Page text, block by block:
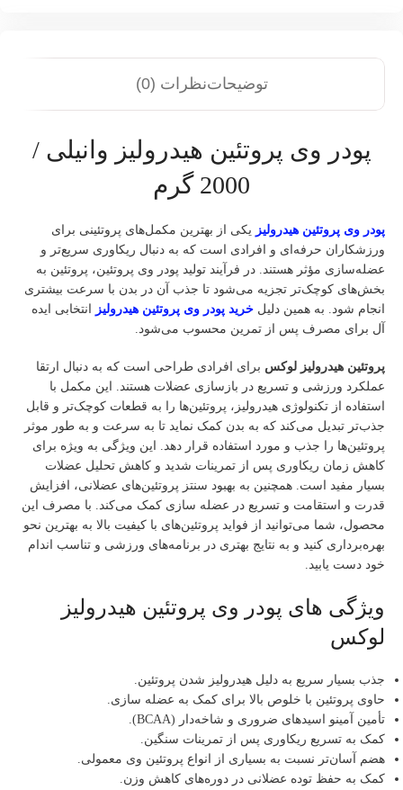
توضیحاتنظرات (0)
پودر وی پروتئین هیدرولیز وانیلی /
2000 گرم
پودر وی پروتئین هیدرولیز یکی از بهترین مکمل‌های پروتئینی برای
ورزشکاران حرفه‌ای و افرادی است که به دنبال ریکاوری سریع‌تر و
عضله‌سازی مؤثر هستند. در فرآیند تولید پودر وی پروتئین، پروتئین به
بخش‌های کوچک‌تر تجزیه می‌شود تا جذب آن در بدن با سرعت بیشتری
انجام شود. به همین دلیل خرید پودر وی پروتئین هیدرولیز
انتخابی ایده‌
آل برای مصرف پس از تمرین محسوب می‌شود.
پروتئین هیدرولیز لوکس برای افرادی طراحی است که به دنبال ارتقا
عملکرد ورزشی و تسریع در بازسازی عضلات هستند. این مکمل با
استفاده از تکنولوژی هیدرولیز، پروتئین‌ها را به قطعات کوچک‌تر و قابل
جذب‌تر تبدیل می‌کند که به بدن کمک نماید تا به سرعت و به طور موثر
پروتئین‌ها را جذب و مورد استفاده قرار دهد. این ویژگی به ویژه برای
کاهش زمان ریکاوری پس از تمرینات شدید و کاهش تحلیل عضلات
بسیار مفید است. همچنین به بهبود سنتز پروتئین‌های عضلانی، افزایش
قدرت و استقامت و تسریع در عضله سازی کمک می‌کند. با مصرف این
محصول، شما می‌توانید از فواید پروتئین‌های با کیفیت بالا به بهترین نحو
بهره‌برداری کنید و به نتایج بهتری در برنامه‌های ورزشی و تناسب اندام
خود دست یابید.
ویژگی های پودر وی پروتئین هیدرولیز
لوکس
جذب بسیار سریع به دلیل هیدرولیز شدن پروتئین.
حاوی پروتئین با خلوص بالا برای کمک به عضله‌ سازی.
تأمین آمینو اسیدهای ضروری و شاخه‌دار (BCAA).
کمک به تسریع ریکاوری پس از تمرینات سنگین.
هضم آسان‌تر نسبت به بسیاری از انواع پروتئین وی معمولی.
کمک به حفظ توده عضلانی در دوره‌های کاهش وزن.